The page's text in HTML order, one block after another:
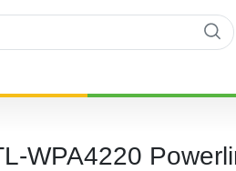
WPA4220